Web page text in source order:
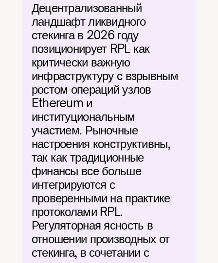
Децентрализованный
ландшафт ликвидного
стекинга в 2026 году
позиционирует RPL как
критически важную
инфраструктуру с взрывным
ростом операций узлов
Ethereum и
институциональным
участием. Рыночные
настроения конструктивны,
так как традиционные
финансы все больше
интегрируются с
проверенными на практике
протоколами RPL.
Регуляторная ясность в
отношении производных от
стекинга, в сочетании с